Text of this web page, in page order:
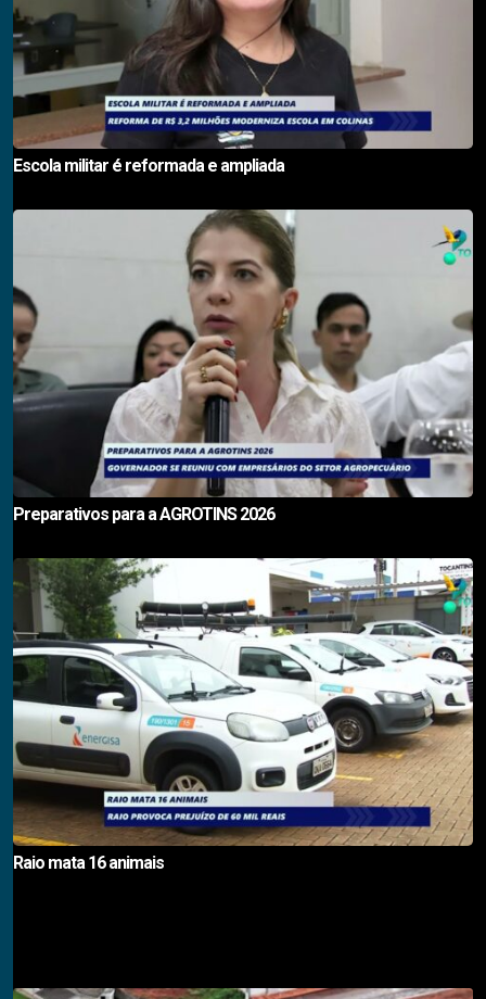
Escola militar é reformada e ampliada
Preparativos para a AGROTINS 2026
Raio mata 16 animais